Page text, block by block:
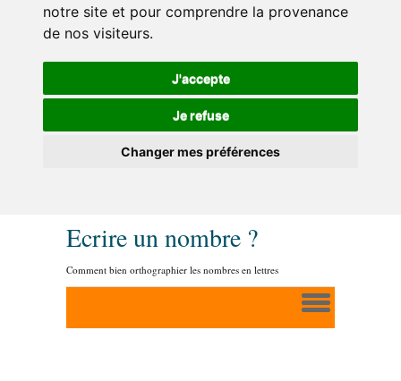
notre site et pour comprendre la provenance
de nos visiteurs.
J'accepte
Je refuse
Changer mes préférences
Ecrire un nombre ?
Comment bien orthographier les nombres en lettres